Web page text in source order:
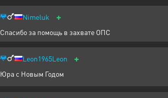
Nimeluk +
Спасибо за помощь в захвате ОПС
Leon1965Leon +
Юра с Новым Годом